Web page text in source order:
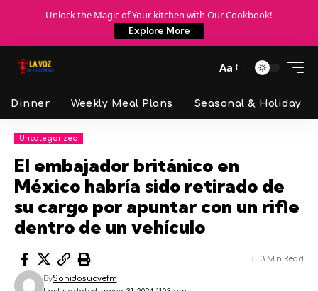
Unlock the Magic of Your kitchen with Our Cookbook!
Explore More
Aa
Dinner Weekly Meal Plans Seasonal & Holiday
Uncategorized
El embajador británico en
México habría sido retirado de
su cargo por apuntar con un rifle
dentro de un vehículo
BySonidosuavefm
3 Min Read